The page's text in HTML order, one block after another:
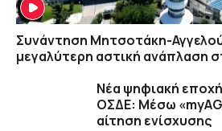
Συνάντηση Μητσοτάκη-
μεγαλύτερη αστική ανάπλαση
Νέα ψηφιακή
ΟΣΔΕ: Μέσω
αίτηση ενίσχυσης